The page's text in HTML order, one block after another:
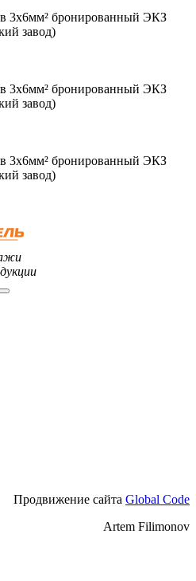
3x6мм² бронированный ЭКЗ
завод)
3x6мм² бронированный ЭКЗ
завод)
3x6мм² бронированный ЭКЗ
завод)
Продвижение сайта Global Code
Artem Filimonov